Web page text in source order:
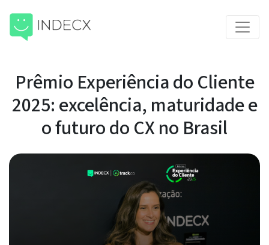
Prêmio Experiência do Cliente
2025: excelência, maturidade e
o futuro do CX no Brasil